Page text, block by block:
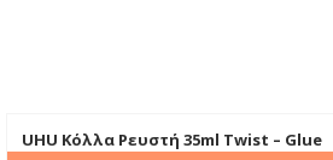
UHU Κόλλα Ρευστή 35ml Twist – Glue